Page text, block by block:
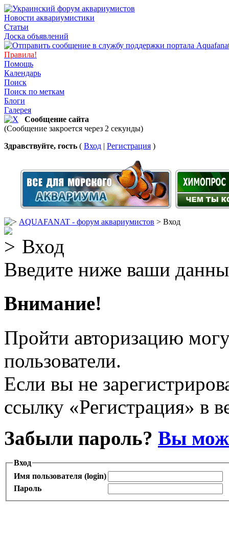
Новости аквариумистики
Статьи
Доска объявлений
Правила!
Помощь
Календарь
Поиск
Поиск по меткам
Блоги
Галерея
Сообщение сайта
(Сообщение закроется через 2 секунды)
Здравствуйте, гость ( Вход | Регистрация )
AQUAFANAT - форум аквариумистов > Вход
Вход
Введите ниже ваши
Внимание!
Пройти авторизацию
пользователи.
Если вы не
ссылку «Регистрация» в
Забыли пароль? Вы
Вход
Имя пользователя (login)
Пароль